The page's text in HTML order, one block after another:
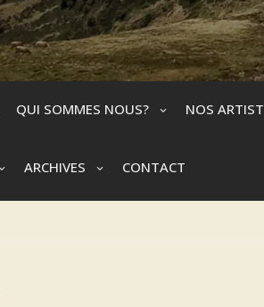
QUI SOMMES NOUS? NOS
ARCHIVES CONTACT